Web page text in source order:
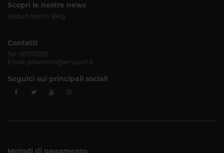
Scopri le nostre news
Visita il nostro Blog
Contatti
Tel: 0817112351
Email: preventivi@ampasrl.it
Seguici sui principali social!
Metodi di pagamento